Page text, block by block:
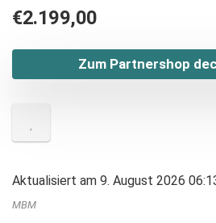
€2.199,00
Zum Partnershop
Aktualisiert am 9. August 2026
MBM